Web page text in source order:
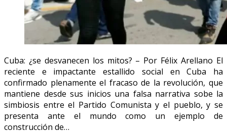
Cuba: ¿se desvanecen los mitos? – Por Félix Arellano El
reciente e impactante estallido social en Cuba ha
confirmado plenamente el fracaso de la revolución, que
mantiene desde sus inicios una falsa narrativa sobe la
simbiosis entre el Partido Comunista y el pueblo, y se
presenta ante el mundo como un ejemplo de
construcción de…